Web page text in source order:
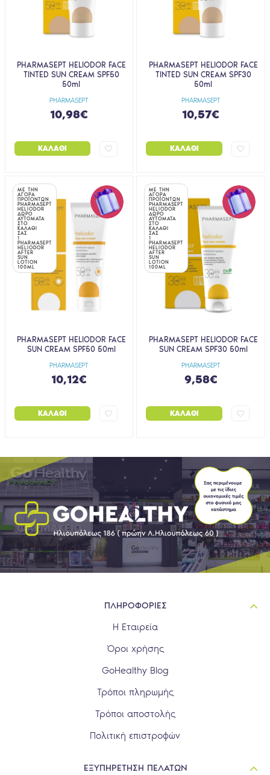
PHARMASEPT
PHARMASEPT HELIODOR FACE
TINTED SUN CREAM SPF50
50ml
10,98€
ΚΑΛΆΘΙ
PHARMASEPT
PHARMASEPT HELIODOR FACE
TINTED SUN CREAM SPF30
50ml
10,57€
ΚΑΛΆΘΙ
ΜΕ ΤΗΝ
ΑΓΟΡΑ
ΠΡΟΪΟΝΤΩΝ
PHARMASEPT
HELIODOR
ΔΩΡΟ
ΑΥΤΟΜΑΤΑ
ΣΤΟ
ΚΑΛΑΘΙ
ΣΑΣ
1
PHARMASEPT
HELIODOR
AFTER
SUN
LOTION
100ML
PHARMASEPT
PHARMASEPT HELIODOR FACE
SUN CREAM SPF50 50ml
10,12€
ΚΑΛΆΘΙ
ΜΕ ΤΗΝ
ΑΓΟΡΑ
ΠΡΟΪΟΝΤΩΝ
PHARMASEPT
HELIODOR
ΔΩΡΟ
ΑΥΤΟΜΑΤΑ
ΣΤΟ
ΚΑΛΑΘΙ
ΣΑΣ
1
PHARMASEPT
HELIODOR
AFTER
SUN
LOTION
100ML
PHARMASEPT
PHARMASEPT HELIODOR FACE
SUN CREAM SPF30 50ml
9,58€
ΚΑΛΆΘΙ
ΠΛΗΡΟΦΟΡΙΕΣ
Η Εταιρεία
Όροι χρήσης
GoHealthy Blog
Τρόποι πληρωμής
Τρόποι αποστολής
Πολιτική επιστροφών
ΕΞΥΠΗΡΕΤΗΣΗ ΠΕΛΑΤΩΝ